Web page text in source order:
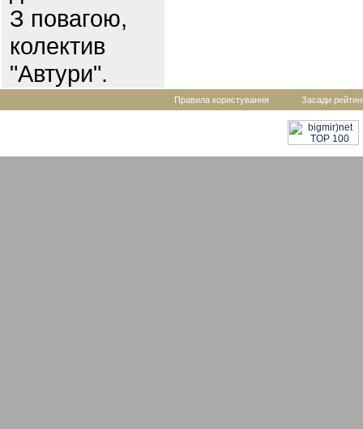
З повагою,
колектив
"Автури".
Правила користування Засади